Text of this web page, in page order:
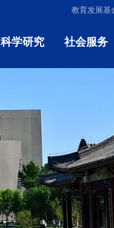
教育发展基
科学研究 社会服务